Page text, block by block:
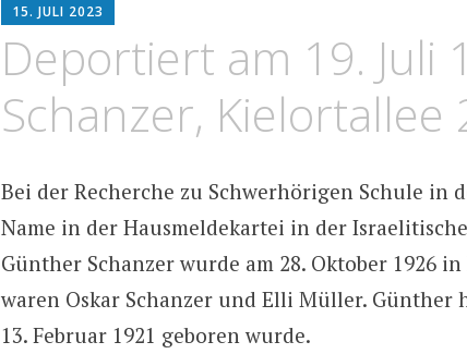
15. JULI 2023
Deportiert am 19. Juli
Schanzer, Kielortallee
Bei der Recherche zu Schwerhörigen Schule in
Name in der Hausmeldekartei in der
Günther Schanzer wurde am 28. Oktober 1926
waren Oskar Schanzer und Elli Müller. Günther
13. Februar 1921 geboren wurde.